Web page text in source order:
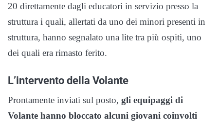
20 direttamente dagli educatori in servizio presso la
struttura i quali, allertati da uno dei minori presenti in
struttura, hanno segnalato una lite tra più ospiti, uno
dei quali era rimasto ferito.
L’intervento della Volante
Prontamente inviati sul posto, gli equipaggi di
Volante hanno bloccato alcuni giovani coinvolti